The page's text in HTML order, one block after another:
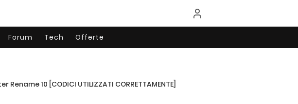
Forum Tech Offerte
10 [CODICI UTILIZZATI CORRETTAMENTE]